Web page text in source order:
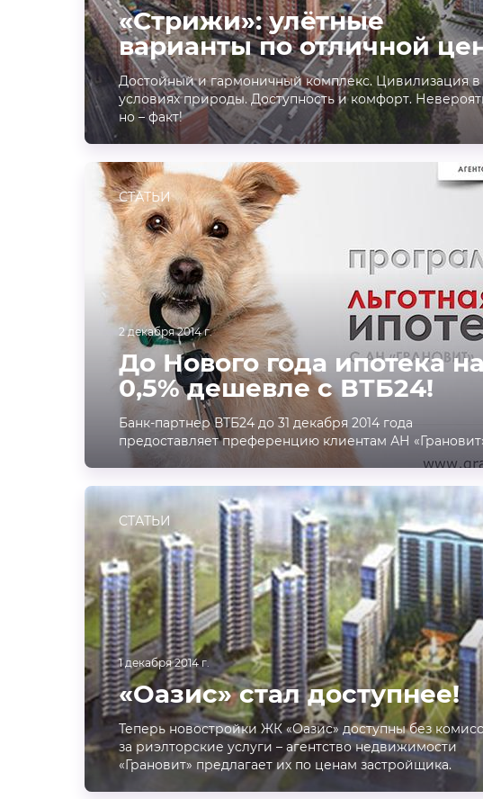
«Стрижи»: улётные
варианты по отличной
Достойный и гармоничный комплекс. Цивилизация в
условиях природы. Доступность и комфорт.
но – факт!
СТАТЬИ
2 декабря 2014 г.
До Нового года ипотека на
0,5% дешевле с ВТБ24!
Банк-партнер ВТБ24 до 31 декабря 2014 года
предоставляет преференцию клиентам АН
СТАТЬИ
1 декабря 2014 г.
«Оазис» стал доступнее!
Теперь новостройки ЖК «Оазис» доступны без
за риэлторские услуги – агентство недвижимости
«Грановит» предлагает их по ценам застройщика.